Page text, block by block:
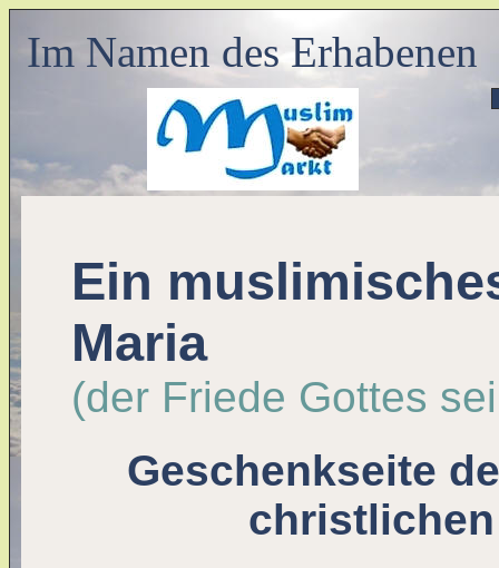
Im Namen des Erhabenen
Ein
Maria
(der Friede Gottes
Geschenkseite